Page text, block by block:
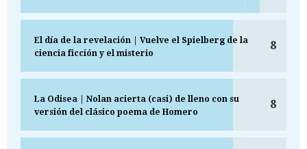
El día de la revelación | Vuelve el Spielberg de la
ciencia ficción y el misterio
8
La Odisea | Nolan acierta (casi) de lleno con su
versión del clásico poema de Homero
8